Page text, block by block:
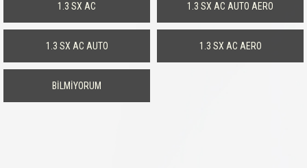
1.3 SX AC 1.3 SX AC AUTO AERO
1.3 SX AC AUTO 1.3 SX AC AERO
BİLMİYORUM